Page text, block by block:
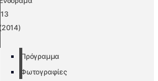
’13
(2014)
Πρόγραμμα
Φωτογραφίες